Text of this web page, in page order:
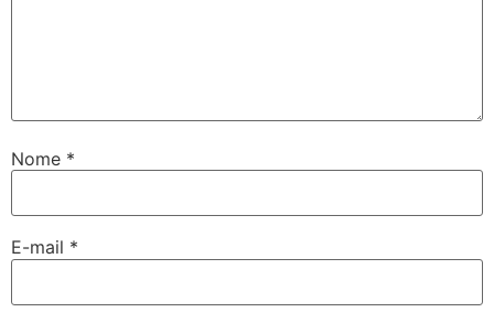
Nome *
E-mail *